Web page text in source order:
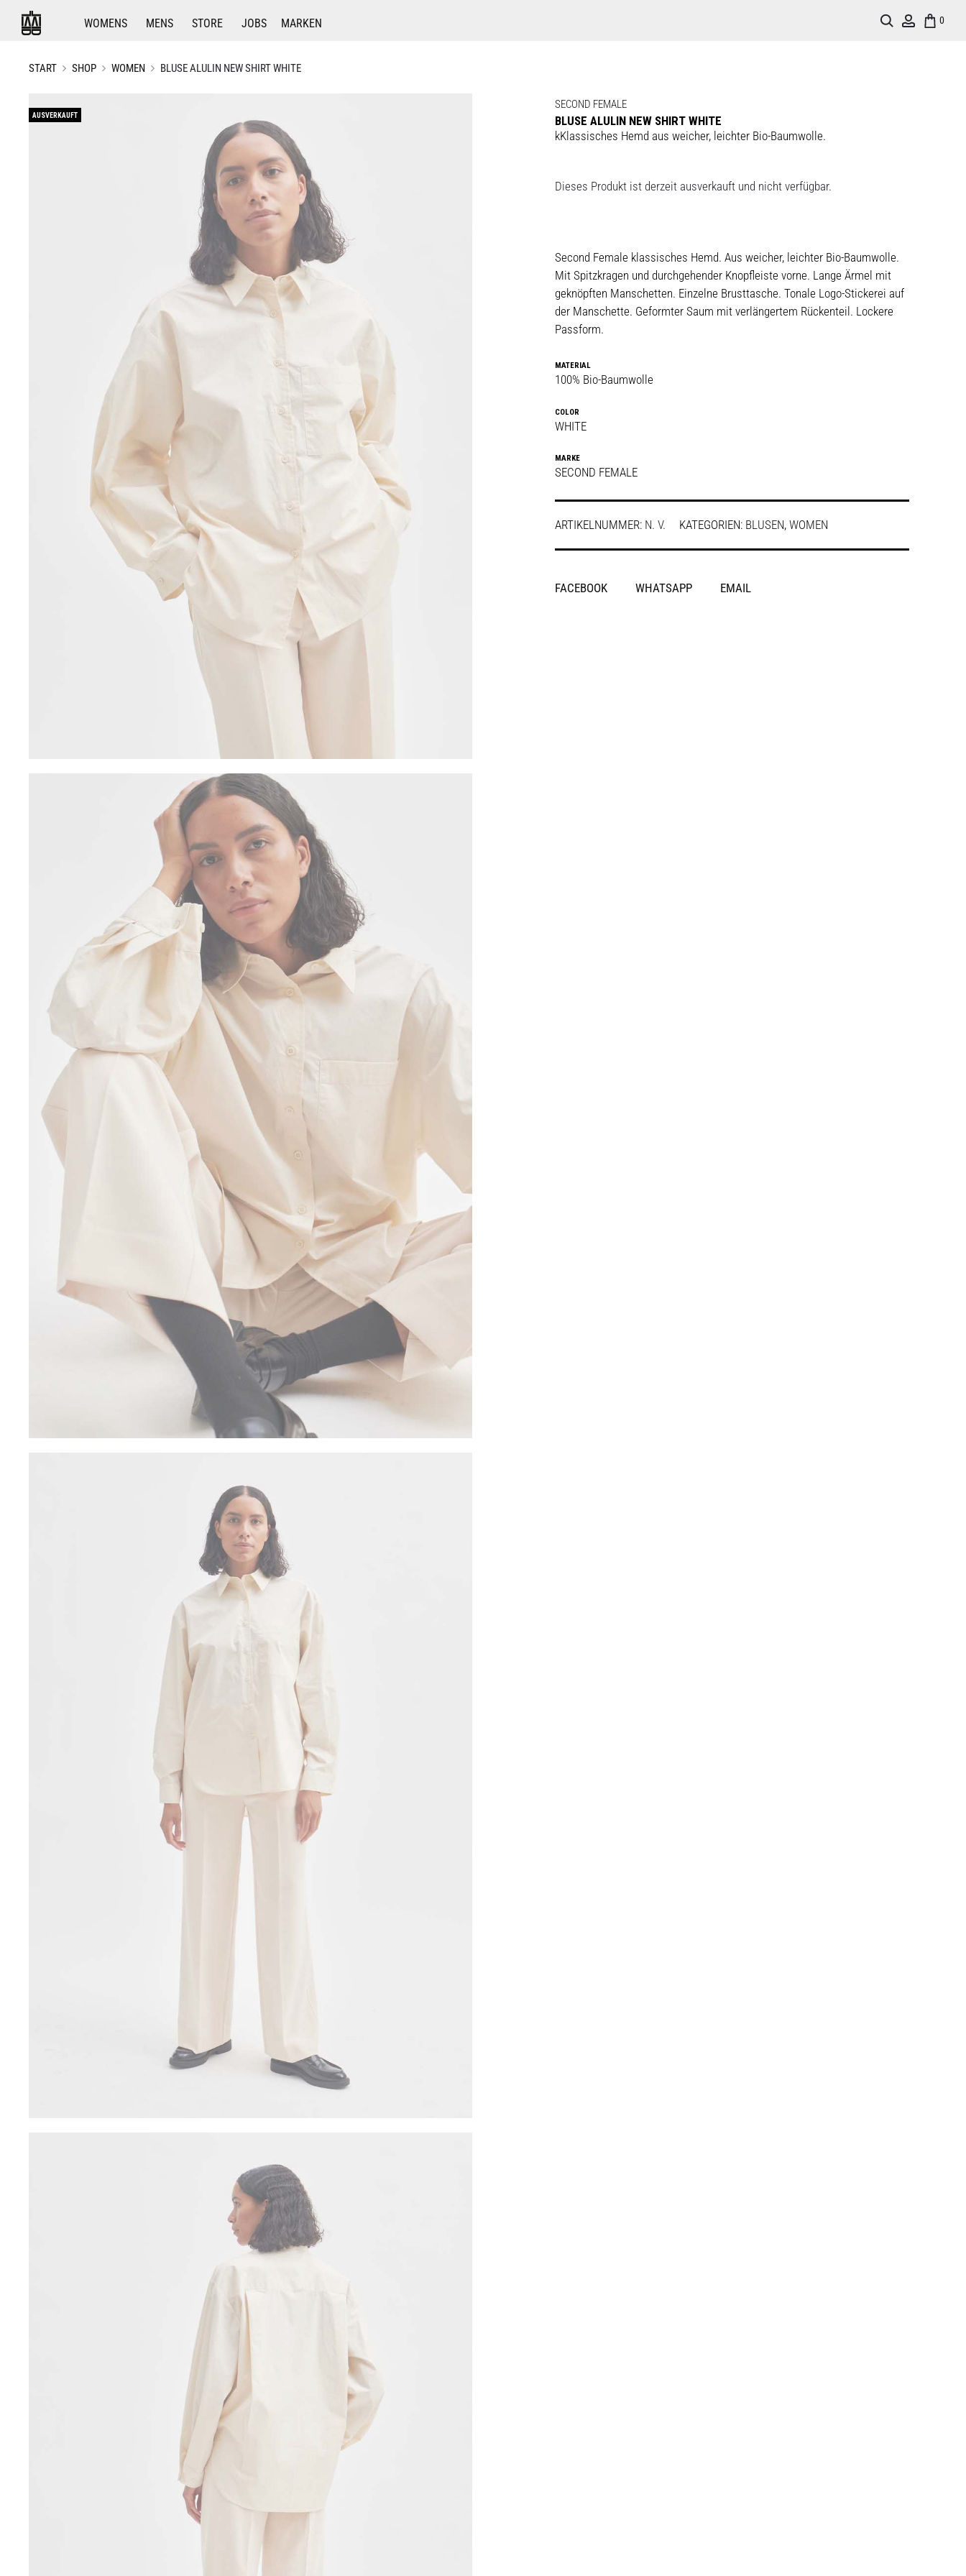
WOMENS MENS STORE JOBS MARKEN 0
Account
Search
START SHOP WOMEN BLUSE ALULIN NEW SHIRT WHITE
AUSVERKAUFT
SECOND FEMALE
BLUSE ALULIN NEW SHIRT WHITE
kKlassisches Hemd aus weicher, leichter Bio-Baumwolle.
Dieses Produkt ist derzeit ausverkauft und nicht verfügbar.
Second Female klassisches Hemd. Aus weicher, leichter Bio-Baumwolle.
Mit Spitzkragen und durchgehender Knopfleiste vorne. Lange Ärmel mit
geknöpften Manschetten. Einzelne Brusttasche. Tonale Logo-Stickerei auf
der Manschette. Geformter Saum mit verlängertem Rückenteil. Lockere
Passform.
MATERIAL
100% Bio-Baumwolle
COLOR
WHITE
MARKE
SECOND FEMALE
ARTIKELNUMMER: N. V. KATEGORIEN: BLUSEN, WOMEN
SHARE
FACEBOOK WHATSAPP EMAIL